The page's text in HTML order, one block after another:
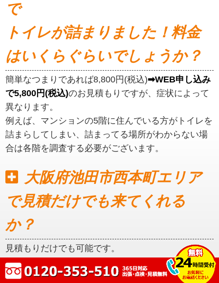
で
トイレが詰まりました！料金
はいくらぐらいでしょうか？
簡単なつまりであれば8,800円(税込)➡WEB申し込み
で5,800円(税込)のお見積もりですが、症状によって
異なります。
例えば、マンションの5階に住んでいる方がトイレを
詰まらしてしまい、詰まってる場所がわからない場
合は各階を調査する必要がございます。
大阪府池田市西本町エリア
で見積だけでも来てくれる
か？
見積もりだけでも可能です。
初めに見積もりをご提示いたしますので、ご納得い
ただいてからの作業となります。